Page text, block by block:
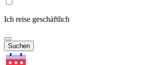
Ich reise geschäftlich
Suchen